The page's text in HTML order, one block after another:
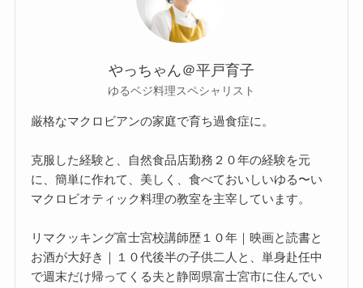
やっちゃん＠平戸育子
ゆるベジ料理スペシャリスト
厳格なマクロビアンの家庭で育ち過食症に。
克服した経験と、自然食品店勤務２０年の経験を元
に、簡単に作れて、美しく、食べておいしいゆる〜い
マクロビオティック料理の教室を主宰しています。
リマクッキング富士宮校講師歴１０年｜映画と読書と
お酒が大好き｜１０代後半の子供二人と、単身赴任中
で週末だけ帰ってくる夫と静岡県富士宮市に住んでい